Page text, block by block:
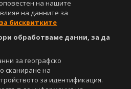
сайта, са собственост на Агенция
друго. Допуска се
само след писмено съгласие на
източника и добавяне на линк към
на графични и видео материали,
забранено. Нарушителите ще бъдат
на закона.
за:
на нашите
на данните за
бисквитките
обработваме данни, за да
за географско
сканиране на
за идентификация.